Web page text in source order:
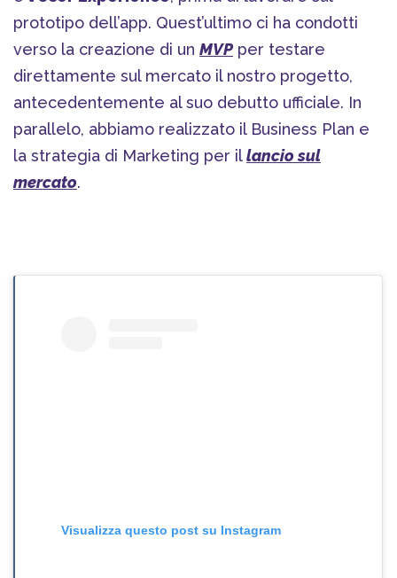
prototipo dell’app. Quest’ultimo ci ha condotti
verso la creazione di un MVPper testare
direttamente sul mercato il nostro progetto,
antecedentemente al suo debutto ufficiale. In
parallelo, abbiamo realizzato il Business Plan e
la strategia di Marketing per illancio sul
mercato.
Visualizza questo post su Instagram